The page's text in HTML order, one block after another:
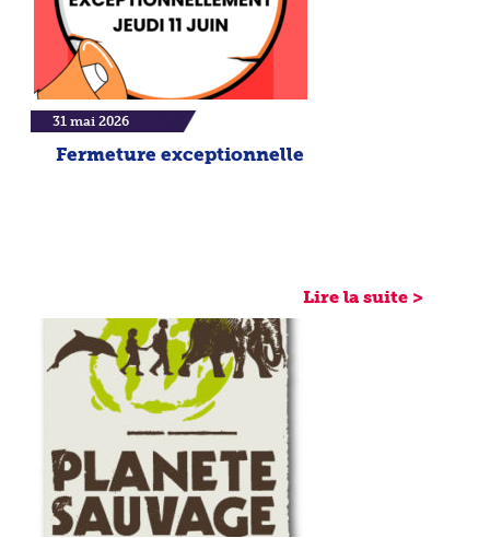
31 mai 2026
Fermeture exceptionnelle
Lire la suite >